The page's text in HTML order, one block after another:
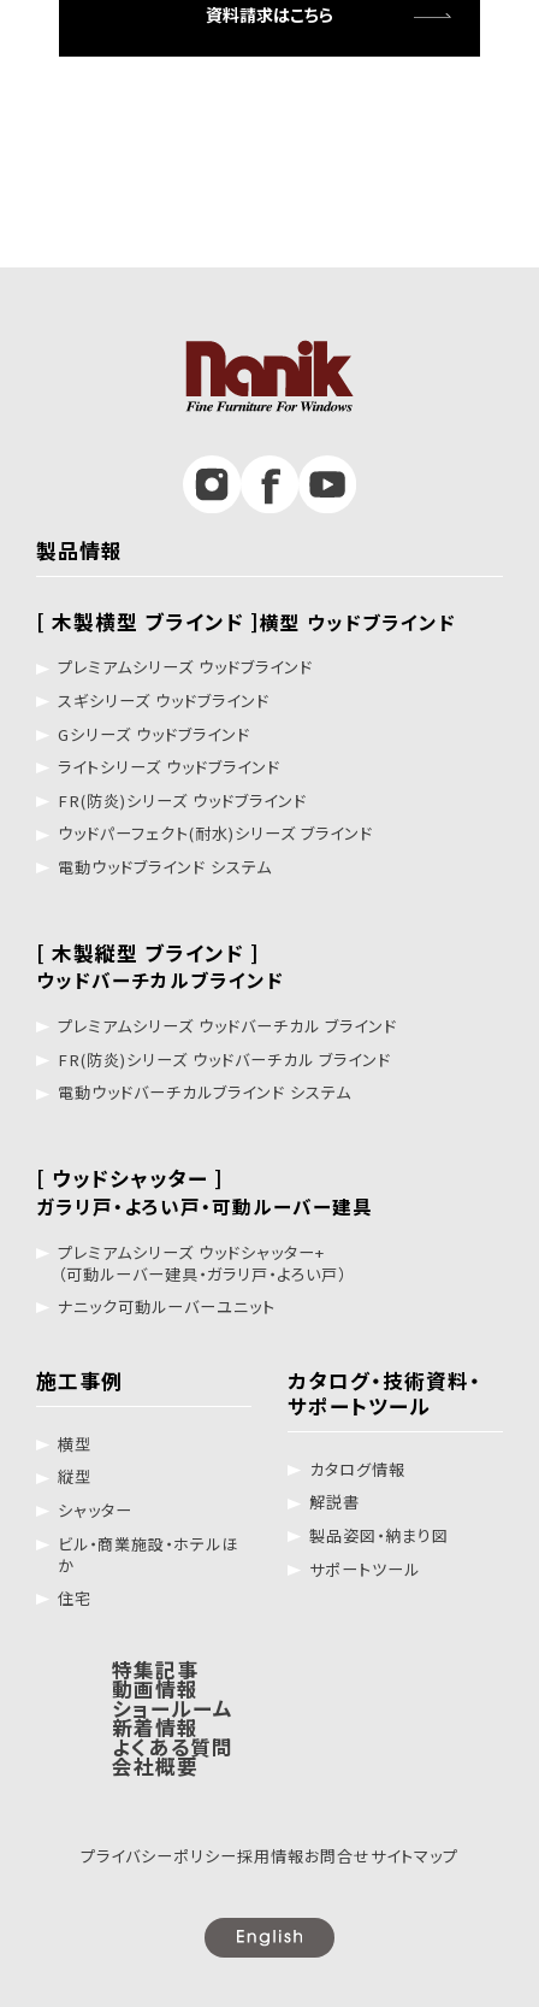
資料請求はこちら
製品情報
[ 木製横型 ブラインド ]横型 ウッドブラインド
プレミアムシリーズ ウッドブラインド
スギシリーズ ウッドブラインド
Gシリーズ ウッドブラインド
ライトシリーズ ウッドブラインド
FR(防炎)シリーズ ウッドブラインド
ウッドパーフェクト(耐水)シリーズ ブラインド
電動ウッドブラインド システム
[ 木製縦型 ブラインド ]
ウッドバーチカルブラインド
プレミアムシリーズ ウッドバーチカル ブラインド
FR(防炎)シリーズ ウッドバーチカル ブラインド
電動ウッドバーチカルブラインド システム
[ ウッドシャッター ]
ガラリ戸・よろい戸・可動ルーバー建具
プレミアムシリーズ ウッドシャッター+
（可動ルーバー建具・ガラリ戸・よろい戸）
ナニック可動ルーバーユニット
施工事例
横型
縦型
シャッター
ビル・商業施設・ホテルほ
か
住宅
カタログ・技術資料・
サポートツール
カタログ情報
解説書
製品姿図・納まり図
サポートツール
特集記事
動画情報
ショールーム
新着情報
よくある質問
会社概要
プライバシーポリシー採用情報お問合せサイトマップ